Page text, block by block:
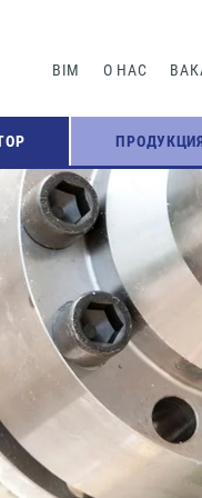
BIM О НАС